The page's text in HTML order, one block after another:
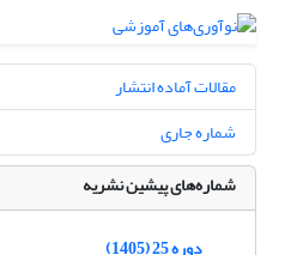
مقالات آماده انتشار
شماره جاری
شماره‌های پیشین نشریه
دوره 25 (1405)